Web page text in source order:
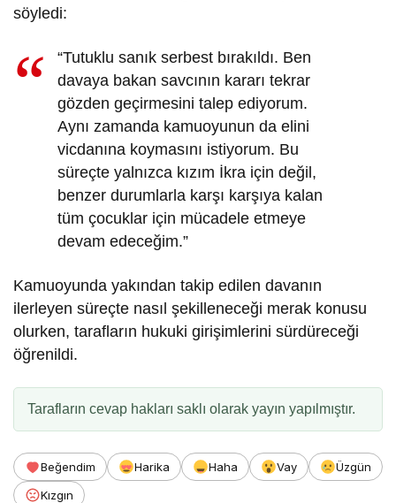
söyledi:
“Tutuklu sanık serbest bırakıldı. Ben
davaya bakan savcının kararı tekrar
gözden geçirmesini talep ediyorum.
Aynı zamanda kamuoyunun da elini
vicdanına koymasını istiyorum. Bu
süreçte yalnızca kızım İkra için değil,
benzer durumlarla karşı karşıya kalan
tüm çocuklar için mücadele etmeye
devam edeceğim.”
Kamuoyunda yakından takip edilen davanın
ilerleyen süreçte nasıl şekilleneceği merak konusu
olurken, tarafların hukuki girişimlerini sürdüreceği
öğrenildi.
Tarafların cevap hakları saklı olarak yayın yapılmıştır.
Beğendim Harika Haha Vay
Üzgün
Kızgın